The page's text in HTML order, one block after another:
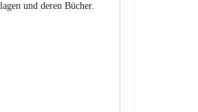
und deren Bücher.